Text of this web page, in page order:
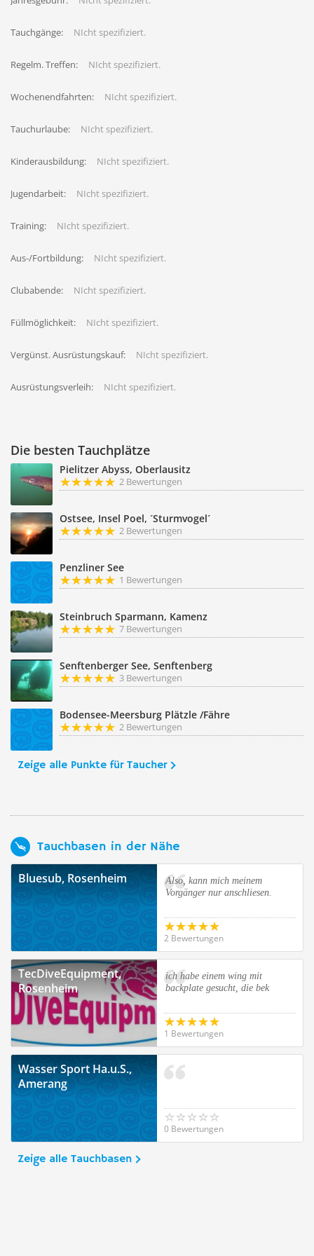
Tauchgänge: NIcht spezifiziert.
Regelm. Treffen: NIcht spezifiziert.
Wochenendfahrten: NIcht spezifiziert.
Tauchurlaube: NIcht spezifiziert.
Kinderausbildung: NIcht spezifiziert.
Jugendarbeit: NIcht spezifiziert.
Training: NIcht spezifiziert.
Aus-/Fortbildung: NIcht spezifiziert.
Clubabende: NIcht spezifiziert.
Füllmöglichkeit: NIcht spezifiziert.
Vergünst. Ausrüstungskauf: NIcht spezifiziert.
Ausrüstungsverleih: NIcht spezifiziert.
Die besten Tauchplätze
Pielitzer Abyss, Oberlausitz
2 Bewertungen
Ostsee, Insel Poel, ´Sturmvogel´
2 Bewertungen
Penzliner See
1 Bewertungen
Steinbruch Sparmann, Kamenz
7 Bewertungen
Senftenberger See, Senftenberg
3 Bewertungen
Bodensee-Meersburg Plätzle /Fähre
2 Bewertungen
Zeige alle Punkte für Taucher
Tauchbasen in der Nähe
Bluesub, Rosenheim
Also, kann mich meinem
Vorgänger nur anschliesen.
2 Bewertungen
TecDiveEquipment,
Rosenheim
ich habe einem wing mit
backplate gesucht, die bek
1 Bewertungen
Wasser Sport Ha.u.S.,
Amerang
0 Bewertungen
Zeige alle Tauchbasen